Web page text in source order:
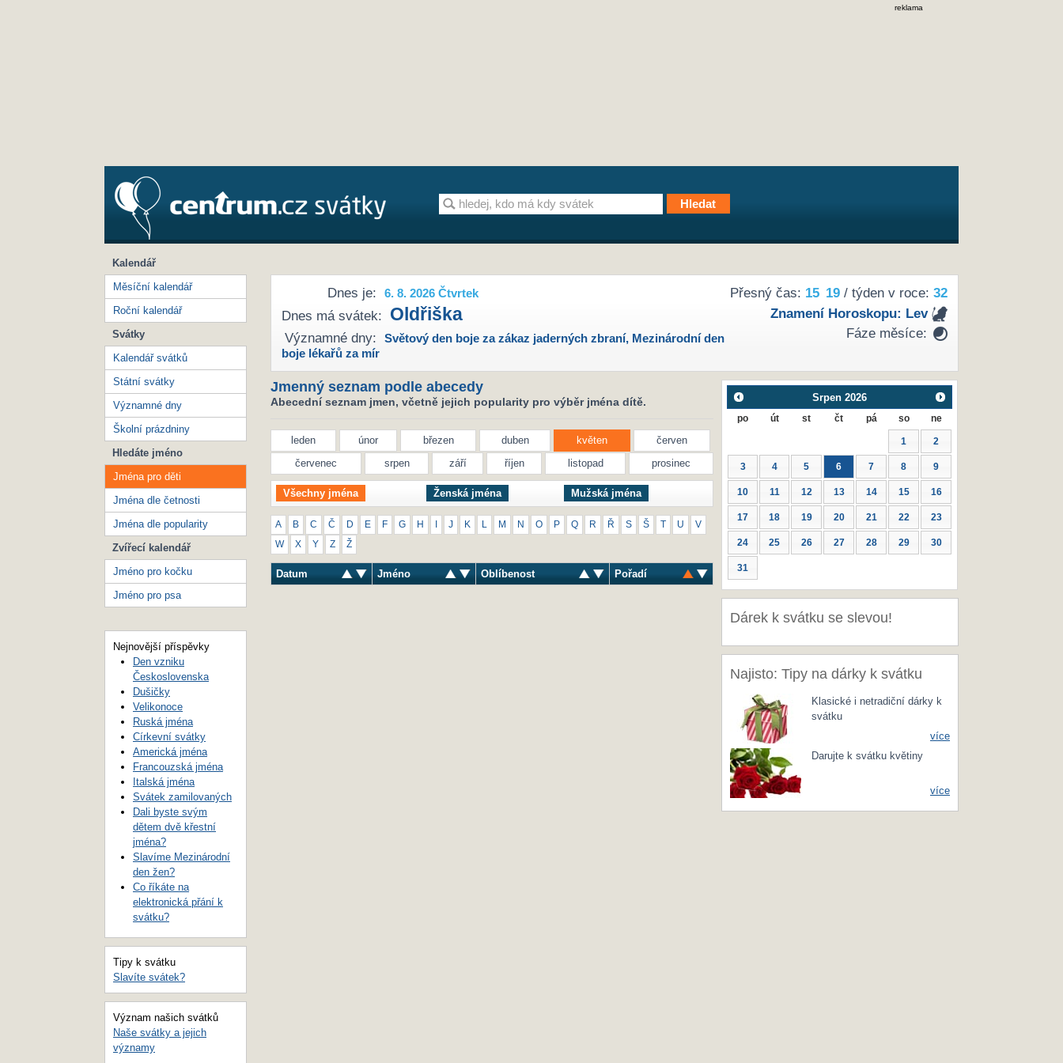
reklama
Přesný čas: 15 19/ týden v roce: 32
Znamení Horoskopu: Lev
Fáze měsíce:
Dnes je: 6. 8. 2026 Čtvrtek
Dnes má svátek: Oldřiška
Významné dny: Světový den boje za zákaz jaderných zbraní, Mezinárodní den
boje lékařů za mír
Jmenný seznam podle abecedy
Abecední seznam jmen, včetně jejich popularity pro výběr jména dítě.
leden únor březen duben květen
červen
červenec
srpen září říjen listopad prosinec
Všechny jména Ženská jména Mužská jména
A B C Č D E F G H J K M N O P Q R Ř S Š T U V
W X Y Z Ž
Datum Jméno Oblíbenost Pořadí
Srpen 2026
po út st čt pá so ne
1 2
3 4 5 6 7 8 9
10 11 12 13 14 15 16
17 18 19 20 21 22 23
24 25 26 27 28 29 30
31
Dárek k svátku se slevou!
Najisto: Tipy na dárky k svátku
Klasické i netradiční dárky k
svátku
více
Darujte k svátku květiny
více
Kalendář
Měsíční kalendář
Roční kalendář
Svátky
Kalendář svátků
Státní svátky
Významné dny
Školní prázdniny
Hledáte jméno
Jména pro děti
Jména dle četnosti
Jména dle popularity
Zvířecí kalendář
Jméno pro kočku
Jméno pro psa
Nejnovější příspěvky
Den vzniku
Československa
Dušičky
Velikonoce
Ruská jména
Církevní svátky
Americká jména
Francouzská jména
Italská jména
Svátek zamilovaných
Dali byste svým
dětem dvě křestní
jména?
Slavíme Mezinárodní
den žen?
Co říkáte na
elektronická přání k
svátku?
Tipy k svátku
Slavíte svátek?
Význam našich svátků
Naše svátky a jejich
významy